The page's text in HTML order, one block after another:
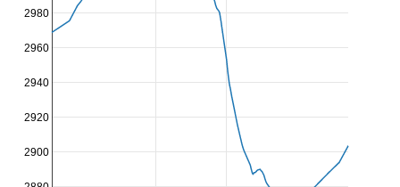
2900
2920
2940
2960
2980